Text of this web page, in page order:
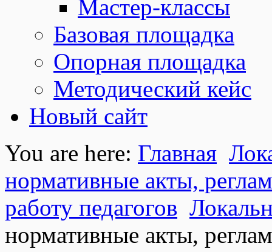
Мастер-классы
Базовая площадка
Опорная площадка
Методический кейс
Новый сайт
You are here: Главная
нормативные акты,
работу педагогов
нормативные акты,